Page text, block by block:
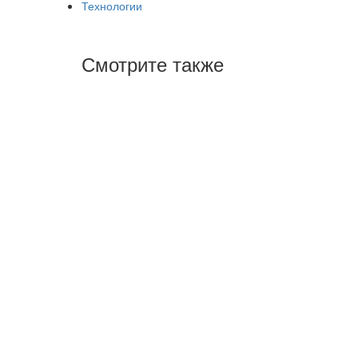
Технологии
Смотрите также